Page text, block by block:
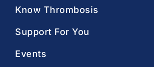
Know Thrombosis
Support For You
Events